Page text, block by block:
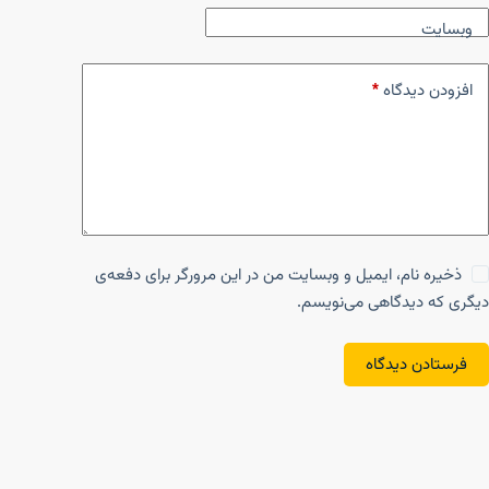
وبسایت
افزودن دیدگاه*
ذخیره نام، ایمیل و وبسایت من در این مرورگر برای دفعه‌ی
دیگری که دیدگاهی می‌نویسم.
فرستادن دیدگاه